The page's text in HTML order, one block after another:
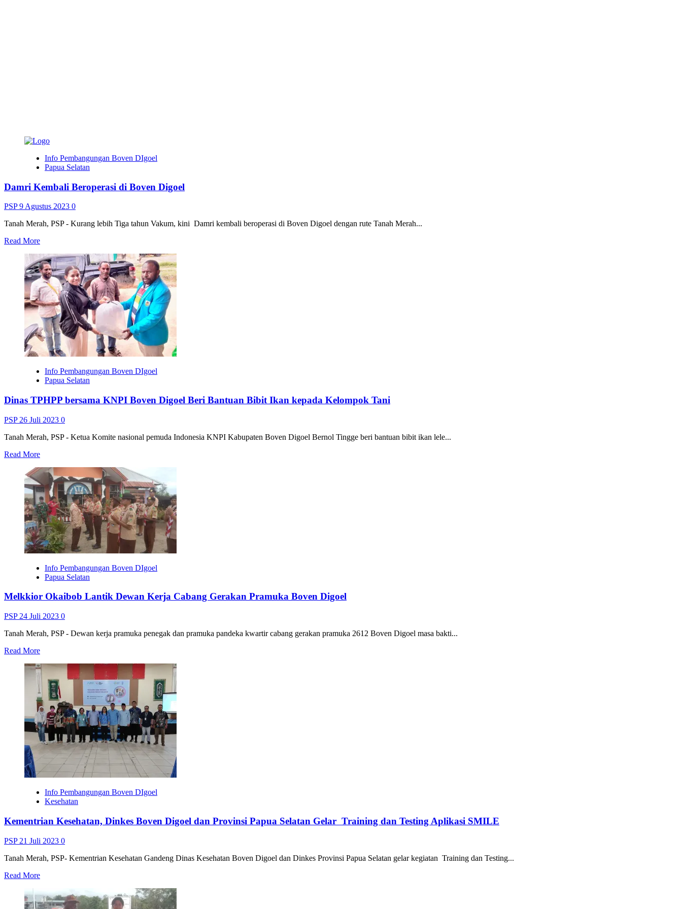
Info Pembangungan Boven DIgoel
Papua Selatan
Damri Kembali Beroperasi di Boven Digoel
PSP9 Agustus 2023 0
Tanah Merah, PSP - Kurang lebih Tiga tahun Vakum, kini Damri kembali beroperasi di Boven Digoel dengan rute Tanah Merah...
Read MoreRead
about
Damri
Kembali
Beroperasi
di
Boven
Digoel
Info Pembangungan Boven DIgoel
Papua Selatan
Dinas TPHPP bersama KNPI Boven Digoel Beri Bantuan Bibit Ikan kepada Kelompok Tani
PSP 26 Juli 2023 0
Tanah Merah, PSP - Ketua Komite nasional pemuda Indonesia KNPI Kabupaten Boven Digoel Bernol Tingge beri bantuan bibit ikan lele...
Read MoreRead
about
Dinas
TPHPP
bersama
KNPI
Boven
Digoel
Beri
Bantuan
Bibit
Ikan
kepada
Kelompok
Info Pembangungan Boven DIgoel
Papua Selatan
Melkkior Okaibob Lantik Dewan Kerja Cabang Gerakan Pramuka Boven Digoel
PSP 24 Juli 2023 0
Tanah Merah, PSP - Dewan kerja pramuka penegak dan pramuka pandeka kwartir cabang gerakan pramuka 2612 Boven Digoel masa bakti...
Read MoreRead
about
Melkkior
Okaibob
Lantik
Dewan
Kerja
Cabang
Gerakan
Pramuka
Boven
Digoel
Info Pembangungan Boven DIgoel
Kesehatan
Kementrian Kesehatan, Dinkes Boven Digoel dan Provinsi Papua Selatan Gelar Training dan Testing Aplikasi SMILE
PSP 21 Juli 2023 0
Tanah Merah, PSP- Kementrian Kesehatan Gandeng Dinas Kesehatan Boven Digoel dan Dinkes Provinsi Papua Selatan gelar kegiatan Training dan Testing...
Read MoreRead
about
Kementrian